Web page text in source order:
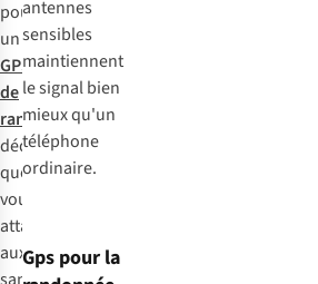
pour
un
GPS
de
randonnée
dédié
que
vous
attachez
aux
antennes
sensibles
maintiennent
le signal bien
mieux qu'un
téléphone
ordinaire.
Gps pour la